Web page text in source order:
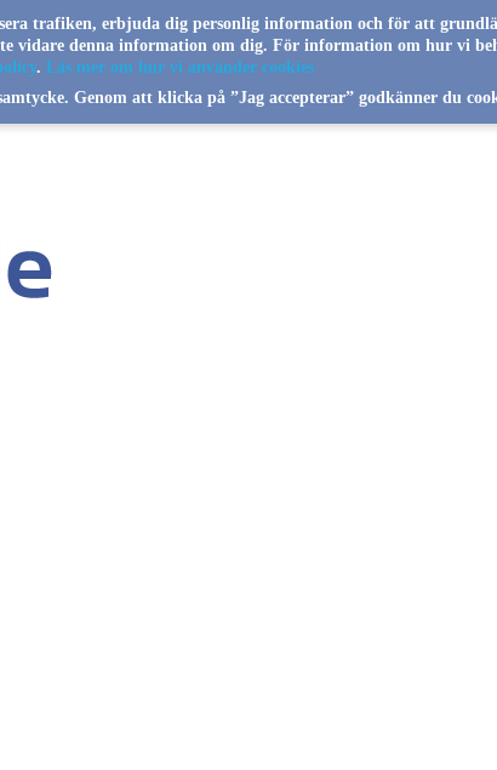
trafiken, erbjuda dig personlig information och för att
vidare denna information om dig. För information om hur vi
. Läs mer om hur vi använder cookies
Genom att klicka på ”Jag accepterar” godkänner du